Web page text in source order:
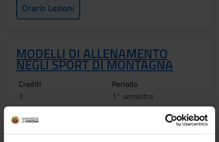
Orario Lezioni
MODELLI DI ALLENAMENTO
NEGLI SPORT DI MONTAGNA
Crediti
3
Periodo
1° semestre
Sede